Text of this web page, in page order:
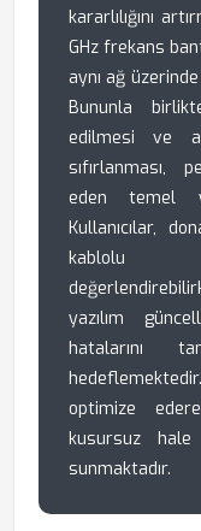
kararlılığını
GHz frekans
aynı ağ
Bununla
edilmesi ve
sıfırlanması,
eden temel
Kullanıcılar,
kablolu
yazılım
hatalarını
optimize
kusursuz
sunmaktadır.